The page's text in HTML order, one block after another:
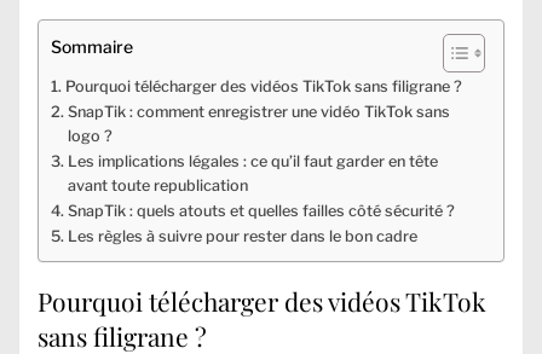
Sommaire
Pourquoi télécharger des vidéos TikTok sans filigrane ?
SnapTik : comment enregistrer une vidéo TikTok sans
logo ?
Les implications légales : ce qu’il faut garder en tête
avant toute republication
SnapTik : quels atouts et quelles failles côté sécurité ?
Les règles à suivre pour rester dans le bon cadre
Pourquoi télécharger des vidéos TikTok
sans filigrane ?